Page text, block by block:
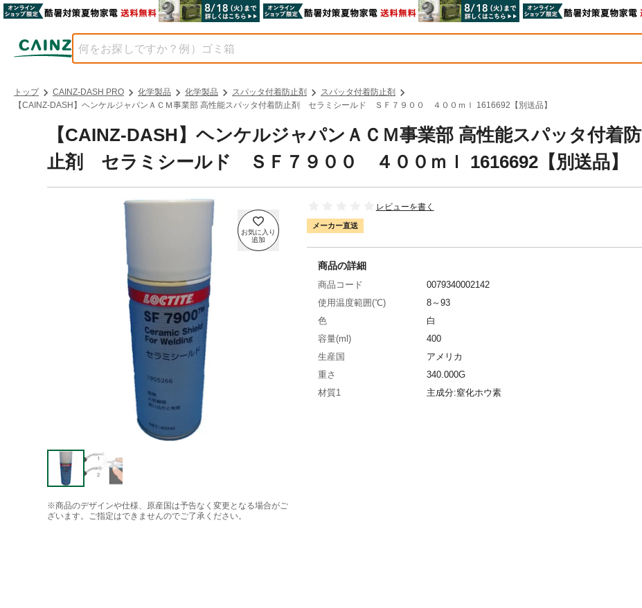
トップ CAINZ-DASH PRO 化学製品 化学製品 スパッタ付着防止剤
スパッタ付着防止剤
【CAINZ-DASH】ヘンケルジャパンＡＣＭ事業部 高性能スパッタ付着防止剤 セラミシールド ＳＦ７９００ ４００ｍｌ 1616692【別送品】
【CAINZ-DASH】ヘンケルジャパンＡＣＭ事業部 高性能スパッタ付着防
止剤 セラミシールド ＳＦ７９００ ４００ｍｌ 1616692【別送品】
※商品のデザインや仕様、原産国は予告なく変更となる場合がご
ざいます。ご指定はできませんのでご了承ください。
レビューを書く
メーカー直送
商品の詳細
商品コード
0079340002142
使用温度範囲(℃)
8～93
色
白
容量(ml)
400
生産国
アメリカ
重さ
340.000G
材質1
主成分:窒化ホウ素